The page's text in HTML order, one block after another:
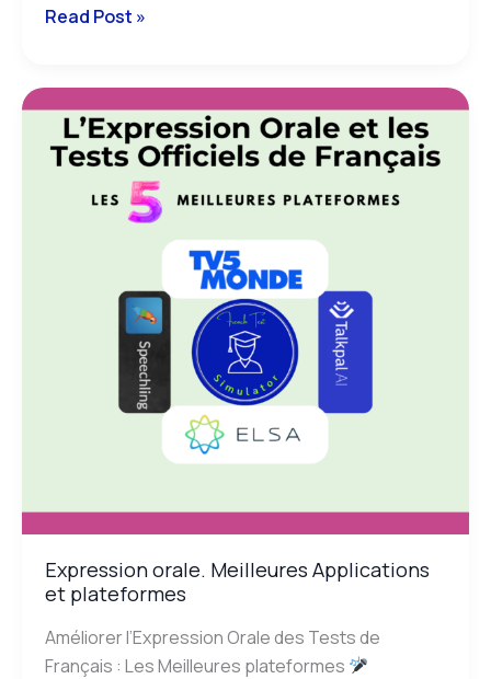
Read Post »
Expression orale. Meilleures Applications
et plateformes
Améliorer l’Expression Orale des Tests de
Français : Les Meilleures plateformes
orale.
Meilleures
Applications